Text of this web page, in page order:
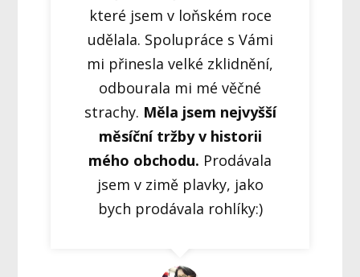
které jsem v loňském roce
udělala. Spolupráce s Vámi
mi přinesla velké zklidnění,
odbourala mi mé věčné
strachy. Měla jsem nejvyšší
měsíční tržby v historii
mého obchodu. Prodávala
jsem v zimě plavky, jako
bych prodávala rohlíky:)